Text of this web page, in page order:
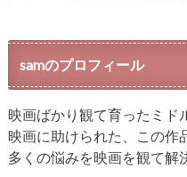
samのプロフィール
映画ばかり観て育ったミド
映画に助けられた、この作
多くの悩みを映画を観て解